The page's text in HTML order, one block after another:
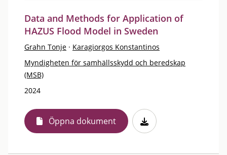
Data and Methods for Application of
HAZUS Flood Model in Sweden
Grahn Tonje · Karagiorgos Konstantinos
Myndigheten för samhällsskydd och beredskap
(MSB)
2024
Öppna dokument